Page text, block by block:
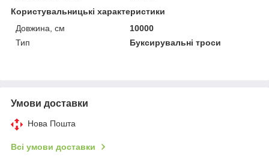
Користувальницькі характеристики
Довжина, см
10000
Тип
Буксирувальні троси
Умови доставки
Нова Пошта
Всі умови доставки